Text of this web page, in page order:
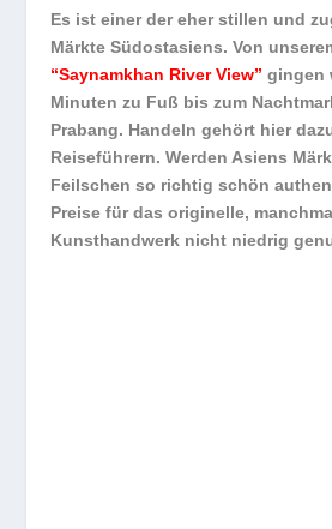
Es ist einer der eher stillen und
Märkte Südostasiens. Von
“Saynamkhan River View” gingen
Minuten zu Fuß bis zum
Prabang. Handeln gehört hier
Reiseführern. Werden Asiens
Feilschen so richtig schön
Preise für das originelle,
Kunsthandwerk nicht niedrig